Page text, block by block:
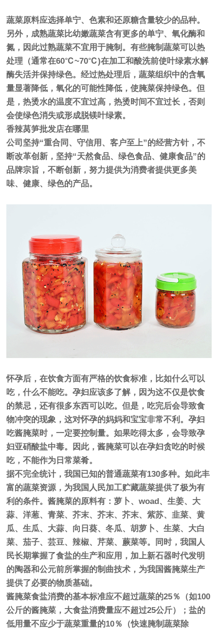
蔬菜原料应选择单宁、色素和还原糖含量较少的品种。
另外，成熟蔬菜比幼嫩蔬菜含有更多的单宁、氧化酶和
氮，因此过熟蔬菜不宜用于腌制。有些腌制蔬菜可以热
处理（通常在60℃~70℃)在加工和酸洗前使叶绿素水解
酶失活并保持绿色。经过热处理后，蔬菜组织中的含氧
量显著降低，氧化的可能性降低，使腌菜保持绿色。但
是，热烫水的温度不宜过高，热烫时间不宜过长，否则
会使绿色消失或形成脱镁叶绿素。
香辣莴笋批发店在哪里
公司坚持“重合同、守信用、客户至上”的经营方针，不
断改革创新，坚持“天然食品、绿色食品、健康食品”的
品牌宗旨，不断创新，努力提供为消费者提供更多美
味、健康、绿色的产品。
怀孕后，在饮食方面有严格的饮食标准，比如什么可以
吃，什么不能吃。孕妇应该多了解，因为这不仅是饮食
的禁忌，还有很多东西可以吃。但是，吃完后会导致食
物冲突的现象，这对怀孕的妈妈和宝宝非常不利。孕妇
吃酱腌菜时，一定要控制量。如果吃得太多，会导致孕
妇亚硝酸盐中毒。因此，酱腌菜可以在孕妇贪吃的时候
吃，不能作为日常菜肴。
据不完全统计，我国已知的普通蔬菜有130多种。如此丰
富的蔬菜资源，为我国人民加工贮藏蔬菜提供了极为有
利的条件。酱腌菜的原料有：萝卜、woad、生姜、大
蒜、洋葱、青菜、芥末、芥末、芥末、紫苏、韭菜、黄
瓜、生瓜、大蒜、向日葵、冬瓜、胡萝卜、生菜、大白
菜、茄子、芸豆、辣椒、芹菜、蕨菜等。同时，我国人
民长期掌握了食盐的生产和应用，加上新石器时代发明
的陶器和公元前所掌握的制曲技术，为我国酱腌菜生产
提供了必要的物质基础。
酱腌菜食盐消费的基本标准应不超过蔬菜的25％（如100
公斤的酱腌菜，大食盐消费量应不超过25公斤）；盐的
低用量不应少于蔬菜重量的10％（快速腌制蔬菜除